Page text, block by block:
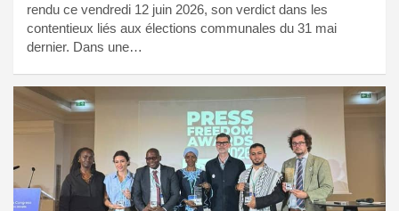
rendu ce vendredi 12 juin 2026, son verdict dans les
contentieux liés aux élections communales du 31 mai
dernier. Dans une…